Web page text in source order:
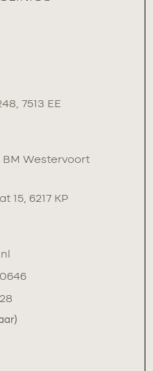
7513 EE
BM Westervoort
15, 6217 KP